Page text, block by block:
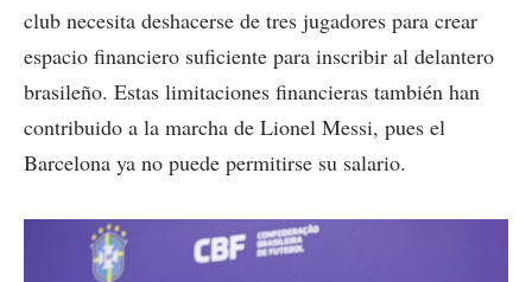
club necesita deshacerse de tres jugadores para crear
espacio financiero suficiente para inscribir al delantero
brasileño. Estas limitaciones financieras también han
contribuido a la marcha de Lionel Messi, pues el
Barcelona ya no puede permitirse su salario.